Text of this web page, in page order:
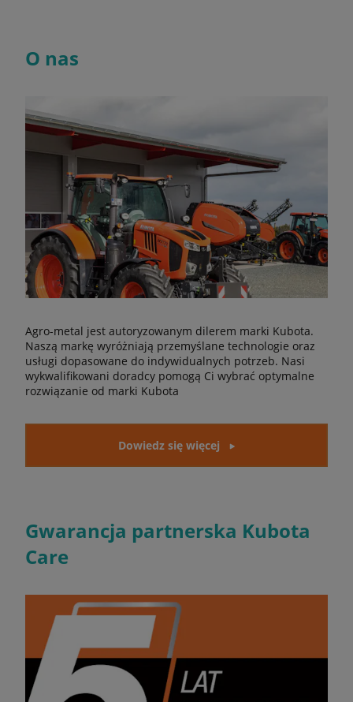
O nas
Agro-metal jest autoryzowanym dilerem marki Kubota.
Naszą markę wyróżniają przemyślane technologie oraz
usługi dopasowane do indywidualnych potrzeb. Nasi
wykwalifikowani doradcy pomogą Ci wybrać optymalne
rozwiązanie od marki Kubota
Dowiedz się więcej
Gwarancja partnerska Kubota
Care